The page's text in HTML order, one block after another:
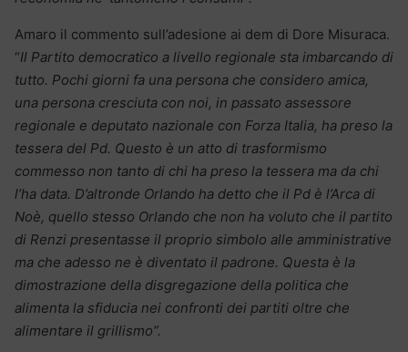
Amaro il commento sull’adesione ai dem di Dore Misuraca.
“Il Partito democratico a livello regionale sta imbarcando di
tutto. Pochi giorni fa una persona che considero amica,
una persona cresciuta con noi, in passato assessore
regionale e deputato nazionale con Forza Italia, ha preso la
tessera del Pd. Questo è un atto di trasformismo
commesso non tanto di chi ha preso la tessera ma da chi
l’ha data. D’altronde Orlando ha detto che il Pd è l’Arca di
Noè, quello stesso Orlando che non ha voluto che il partito
di Renzi presentasse il proprio simbolo alle amministrative
ma che adesso ne è diventato il padrone. Questa è la
dimostrazione della disgregazione della politica che
alimenta la sfiducia nei confronti dei partiti oltre che
alimentare il grillismo”.